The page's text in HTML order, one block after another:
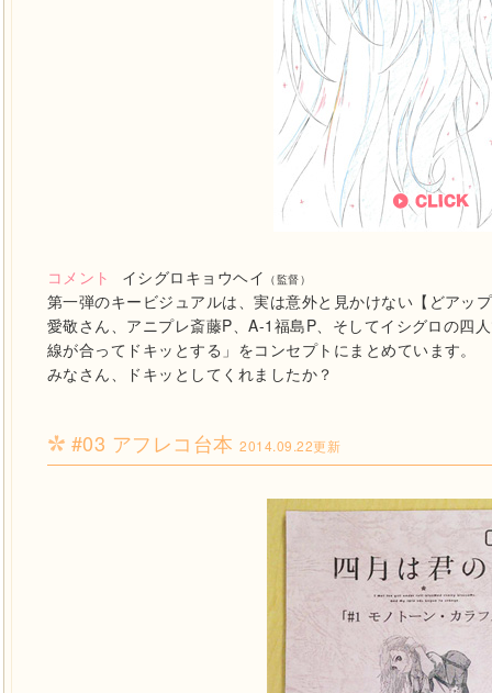
コメント イシグロキョウヘイ （監督）
第一弾のキービジュアルは、実は意外と見かけない【どアッ
愛敬さん、アニプレ斎藤P、A-1福島P、そしてイシグロの四
線が合ってドキッとする」をコンセプトにまとめています。
みなさん、ドキッとしてくれましたか？
#03 アフレコ台本2014.09.22更新